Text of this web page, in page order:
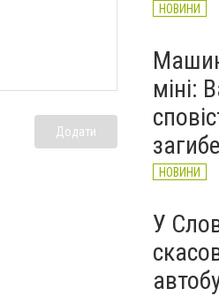
Додати
НОВИНИ
міні:
НОВИНИ
У